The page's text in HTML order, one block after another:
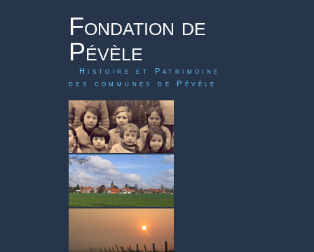
Fondation de
Pévèle
Histoire et Patrimoine
des communes de Pévèle